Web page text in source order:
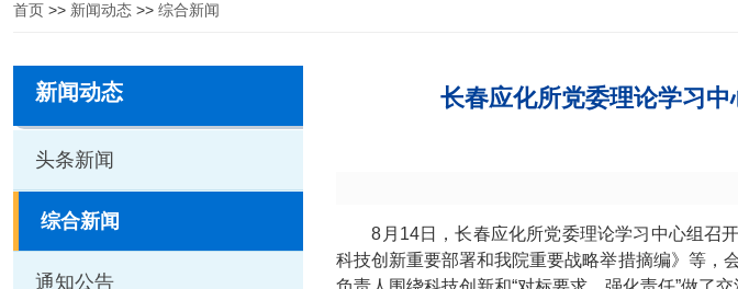
首页 >> 新闻动态 >> 综合新闻
新闻动态
头条新闻
综合新闻
通知公告
长春应化所党委理论学习
8月14日，长春应化所党委理论学习中心组召
科技创新重要部署和我院重要战略举措摘编》等，